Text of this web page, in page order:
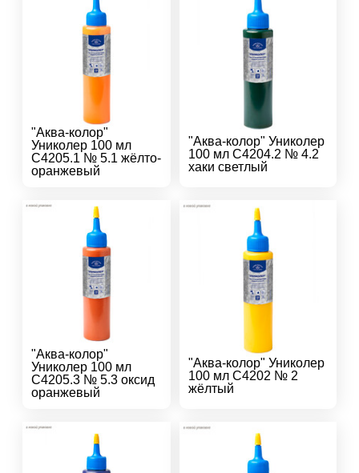
"Аква-колор"
Униколер 100 мл
С4205.1 № 5.1 жёлто-
оранжевый
"Аква-колор" Униколер
100 мл С4204.2 № 4.2
хаки светлый
"Аква-колор"
Униколер 100 мл
С4205.3 № 5.3 оксид
оранжевый
"Аква-колор" Униколер
100 мл С4202 № 2
жёлтый